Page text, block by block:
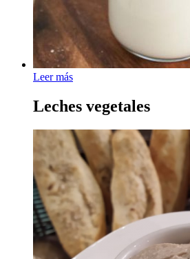
Leer más
Leches vegetales